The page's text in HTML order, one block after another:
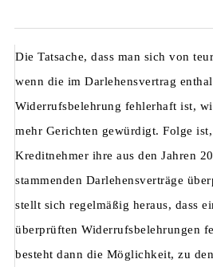
Die Tatsache, dass man sich von
wenn die im Darlehensvertrag
Widerrufsbelehrung fehlerhaft ist,
mehr Gerichten gewürdigt. Folge
Kreditnehmer ihre aus den Jahren
stammenden Darlehensverträge
stellt sich regelmäßig heraus, dass
überprüften Widerrufsbelehrungen
besteht dann die Möglichkeit, zu